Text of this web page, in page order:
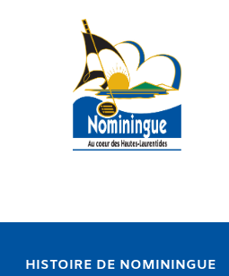
HISTOIRE DE NOMININGUE